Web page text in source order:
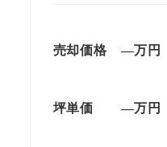
売却価格 —万円
坪単価 —万円